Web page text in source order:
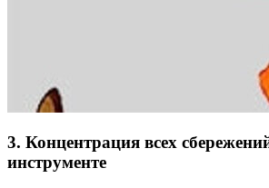
3. Концентрация всех
инструменте